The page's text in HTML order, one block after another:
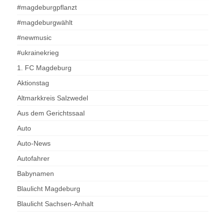
#magdeburgpflanzt
#magdeburgwählt
#newmusic
#ukrainekrieg
1. FC Magdeburg
Aktionstag
Altmarkkreis Salzwedel
Aus dem Gerichtssaal
Auto
Auto-News
Autofahrer
Babynamen
Blaulicht Magdeburg
Blaulicht Sachsen-Anhalt